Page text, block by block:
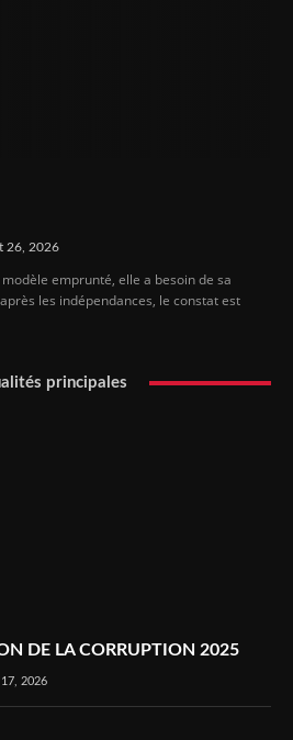
26, 2026
emprunté, elle a besoin de sa
les indépendances, le constat est
principales
DE LA CORRUPTION 2025
2026